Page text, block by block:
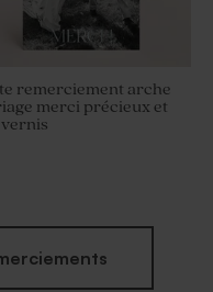
remerciement arche
merci précieux et
vernis